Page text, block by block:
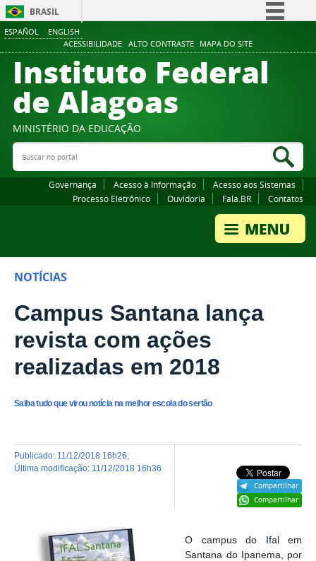
ESPAÑOL ENGLISH
ACESSIBILIDADE ALTO CONTRASTE MAPA DO SITE
BRASIL
Comunica BR
Participe
Canais
Instituto Federal
de Alagoas
MINISTÉRIO DA EDUCAÇÃO
Buscar no portal
Governança Acesso à Informação
Acesso aos Sistemas
Processo Eletrônico
Ouvidoria Fala.BR Contatos
NOTÍCIAS
Campus Santana lança
revista com ações
realizadas em 2018
Saiba tudo que virou notícia na melhor escola do sertão
Compartilhar
Compartilhar
publicado: 11/12/2018 16h26
última modificação: 11/12/2018 16h36
O campus do Ifal em
Santana do Ipanema, por